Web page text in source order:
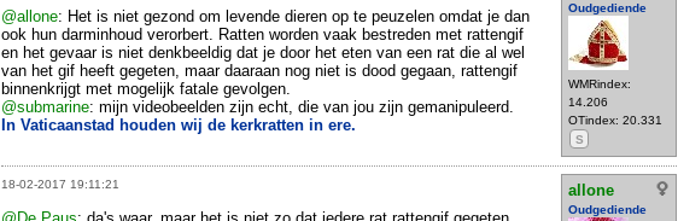
Oudgediende
WMRindex:
14.206
OTindex: 20.331
S
@allone: Het is niet gezond om levende dieren op te peuzelen omdat je dan
ook hun darminhoud verorbert. Ratten worden vaak bestreden met rattengif
en het gevaar is niet denkbeeldig dat je door het eten van een rat die al wel
van het gif heeft gegeten, maar daaraan nog niet is dood gegaan, rattengif
binnenkrijgt met mogelijk fatale gevolgen.
@submarine: mijn videobeelden zijn echt, die van jou zijn gemanipuleerd.
In Vaticaanstad houden wij de kerkratten in ere.
18-02-2017 19:11:21 allone
Oudgediende